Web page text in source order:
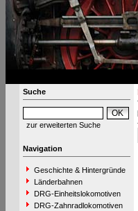
Suche
zur erweiterten Suche
Navigation
Geschichte & Hintergründe
Länderbahnen
DRG-Einheitslokomotiven
DRG-Zahnradlokomotiven